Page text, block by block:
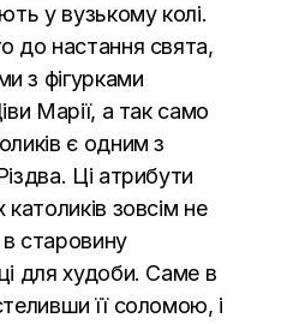
у вузькому колі.
до настання свята,
з фігурками
Марії, а так само
є одним з
Ці атрибути
зовсім не
старовину
для худоби. Саме в
її соломою, і